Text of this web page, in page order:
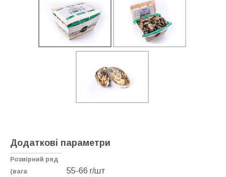
Додаткові параметри
Розмірний ряд
(вага
55-66 г/шт